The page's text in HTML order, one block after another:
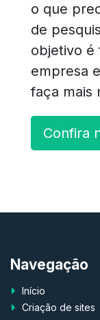
o que
de
objetivo é
empresa
faça mais
Confira
Navegação
Início
Criação de sites